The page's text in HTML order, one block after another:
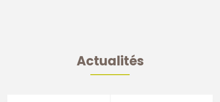
Actualités